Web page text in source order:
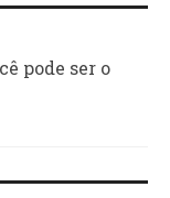
pode ser o